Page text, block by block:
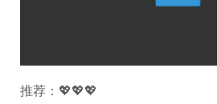
推荐：💖💖💖